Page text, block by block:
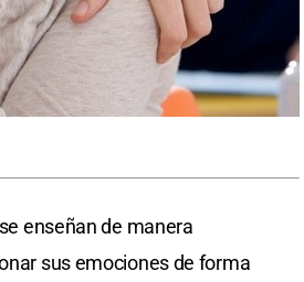
enseñan de manera
sus emociones de forma